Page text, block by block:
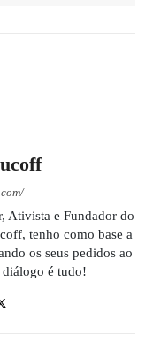
Ativista e Fundador do
tenho como base a
os seus pedidos ao
é tudo!